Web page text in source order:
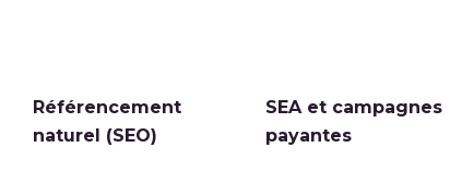
Référencement
naturel (SEO)
SEA et campagnes
payantes